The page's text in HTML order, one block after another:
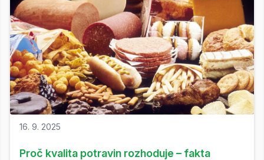
16. 9. 2025
Proč kvalita potravin rozhoduje – fakta